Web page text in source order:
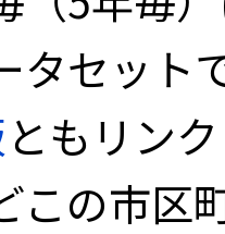
タセット
ともリン
この市区